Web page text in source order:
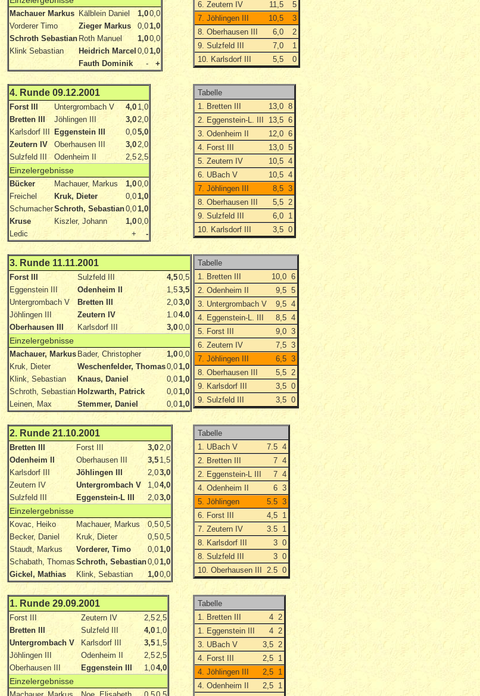
Machauer Markus Kälblein Daniel 1,00,0
Vorderer Timo
Zieger Markus 0,01,0
Schroth Sebastian Roth Manuel 1,00,0
Klink Sebastian
Heidrich Marcel 0,0 1,0
Fauth Dominik
- +
6. Zeutern IV
11,5
5
7. Jöhlingen III
10,5
3
8. Oberhausen III
6,0
2
9. Sulzfeld III
7,0
1
10. Karlsdorf III
5,5 0
4. Runde 09.12.2001
Forst III Untergrombach V 4,0 1,0
Bretten III
Jöhlingen III 3,0 2,0
Karlsdorf III Eggenstein III 0,05,0
Zeutern IV
Oberhausen III 3,0 2,0
Sulzfeld III
Odenheim II 2,5 2,5
Einzelergebnisse
Bücker Machauer, Markus 1,00,0
Freichel
Kruk, Dieter 0,01,0
SchumacherSchroth, Sebastian0,0 1,0
Kruse
Kiszler, Johann 1,00,0
Ledic
+ -
Tabelle
1. Bretten III
13,0 8
2. Eggenstein-L. III
13,5 6
3. Odenheim II
12,0 6
4. Forst III
13,0 5
5. Zeutern IV
10,5 4
6. UBach V
10,5 4
7. Jöhlingen III
8,5 3
8. Oberhausen III
5,5 2
9. Sulzfeld III
6,0 1
10. Karlsdorf III
3,5 0
3. Runde 11.11.2001
Forst III Sulzfeld III 4,50,5
Eggenstein III
Odenheim II 1,53,5
Untergrombach V
Bretten III 2,03,0
Jöhlingen III
Zeutern IV 1.04.0
Oberhausen III
Karlsdorf III 3,00,0
Einzelergebnisse
Machauer, Markus Bader, Christopher 1,00,0
Kruk, Dieter
Weschenfelder, Thomas0,0 1,0
Klink, Sebastian
Knaus, Daniel 0,0 1,0
Schroth, Sebastian Holzwarth, Patrick 0,0 1,0
Leinen, Max
Stemmer, Daniel 0,0 1,0
Tabelle
1. Bretten III
10,0 6
2. Odenheim II
9,5 5
3. Untergrombach V
9,5 4
4. Eggenstein-L. III
8,5 4
5. Forst III
9,0 3
6. Zeutern IV
7,5 3
7. Jöhlingen III
6,5 3
8. Oberhausen III
5,5 2
9. Karlsdorf III
3,5 0
9. Sulzfeld III
3,5 0
2. Runde 21.10.2001
Bretten III Forst III 3,0 2,0
Odenheim II
Oberhausen III 3,5 1,5
Karlsdorf III
Jöhlingen III 2,03,0
Zeutern IV
Untergrombach V 1,04,0
Sulzfeld III
Eggenstein-L III 2,03,0
Einzelergebnisse
Kovac, Heiko Machauer, Markus 0,50,5
Becker, Daniel
Kruk, Dieter 0,50,5
Staudt, Markus
Vorderer, Timo 0,0 1,0
Schabath, Thomas Schroth, Sebastian0,0 1,0
Gickel, Mathias
Klink, Sebastian 1,00,0
Tabelle
1. UBach V
7.5 4
2. Bretten III
7 4
2. Eggenstein-L III
7 4
4. Odenheim II
6 3
5. Jöhlingen
5.5 3
6. Forst III
4,5 1
7. Zeutern IV
3.5 1
8. Karlsdorf III
3 0
8. Sulzfeld III
3 0
10. Oberhausen III
2.5 0
1. Runde 29.09.2001
Forst III Zeutern IV 2,52,5
Bretten III
Sulzfeld III 4,0 1,0
Untergrombach V
Karlsdorf III 3,5 1,5
Jöhlingen III
Odenheim II 2,52,5
Oberhausen III
Eggenstein III 1,04,0
Einzelergebnisse
Tabelle
1. Bretten III
4 2
1. Eggenstein III
4 2
3. UBach V
3,5 2
4. Forst III
2,5 1
4. Jöhlingen III
2,5 1
4. Odenheim II
2,5 1